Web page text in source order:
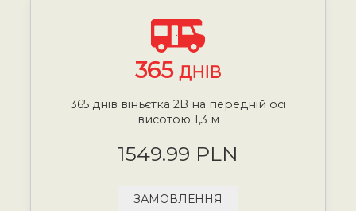
365 ДНІВ
365 днів віньєтка 2B на передній осі
висотою 1,3 м
1549.99 PLN
ЗАМОВЛЕННЯ